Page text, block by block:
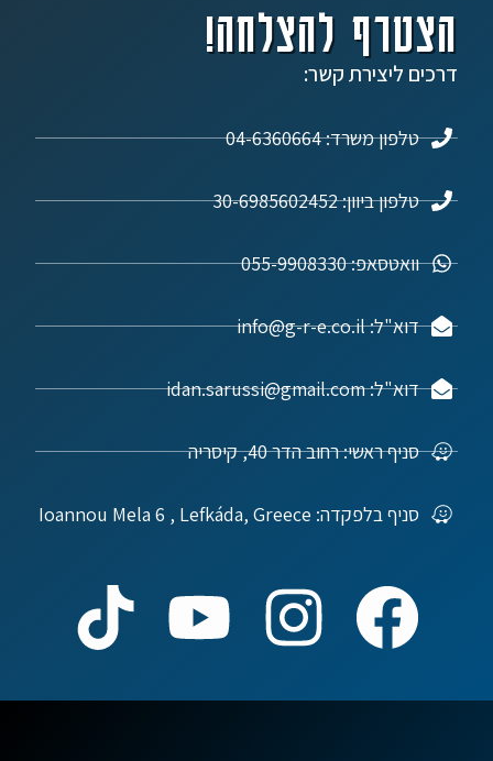
הצטרף להצלחה!
דרכים ליצירת קשר:
טלפון משרד: 04-6360664
טלפון ביוון: 30-6985602452
וואטסאפ: 055-9908330
דוא"ל: info@g-r-e.co.il
דוא"ל: idan.sarussi@gmail.com
סניף ראשי: רחוב הדר 40, קיסריה
סניף בלפקדה: Ioannou Mela 6 , Lefkáda, Greece